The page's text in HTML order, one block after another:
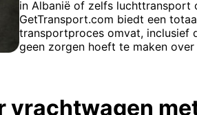
in Albanië of zelfs luchttransport
GetTransport.com biedt een
transportproces omvat, inclusief
geen zorgen hoeft te maken
vrachtwagen